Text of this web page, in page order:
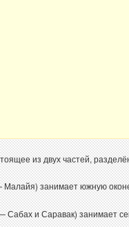
из двух частей,
занимает южную
и Саравак) занимает